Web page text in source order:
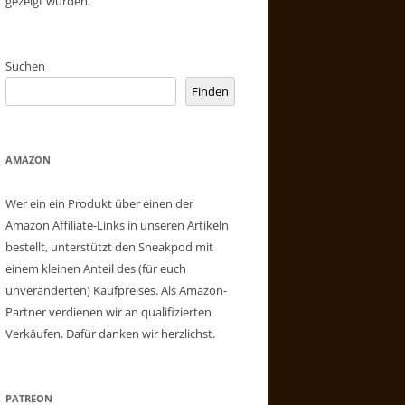
Suchen
Finden
AMAZON
Wer ein ein Produkt über einen der
Amazon Affiliate-Links in unseren Artikeln
bestellt, unterstützt den Sneakpod mit
einem kleinen Anteil des (für euch
unveränderten) Kaufpreises. Als Amazon-
Partner verdienen wir an qualifizierten
Verkäufen. Dafür danken wir herzlichst.
PATREON